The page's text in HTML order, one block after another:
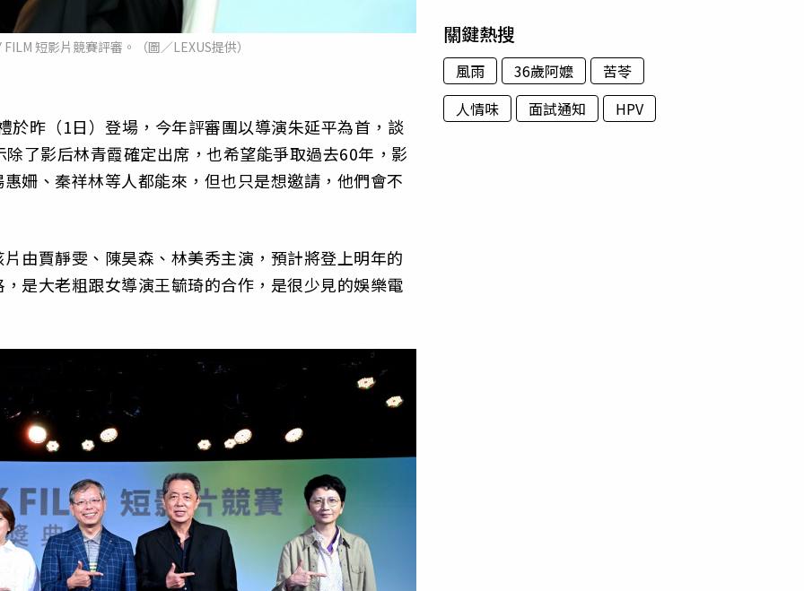
短影片競賽評審。（圖／LEXUS提供）
於昨（1日）登場，今年評審團以導演朱延平為首，談
了影后林青霞確定出席，也希望能爭取過去60年，影
姍、秦祥林等人都能來，但也只是想邀請，他們會不
由賈靜雯、陳昊森、林美秀主演，預計將登上明年的
是大老粗跟女導演王毓琦的合作，是很少見的娛樂電
關鍵熱搜
風雨 36歲阿嬤
苦苓
人情味
面試通知 HPV